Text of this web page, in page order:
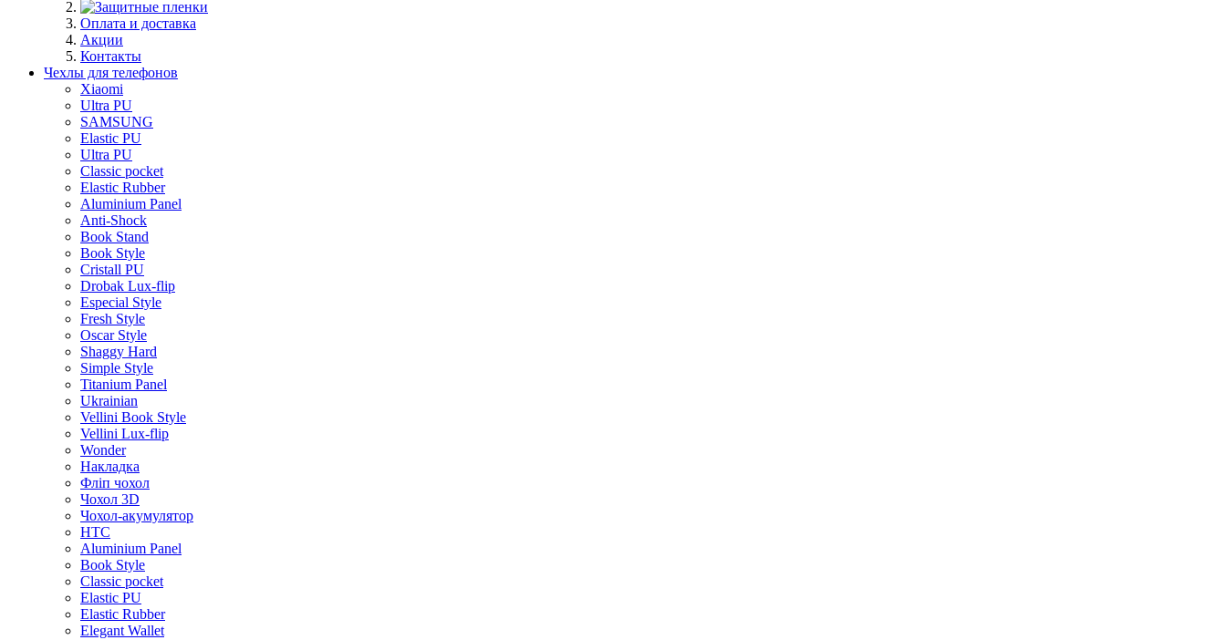
Оплата и доставка
Акции
Контакты
Чехлы для телефонов
Xiaomi
Ultra PU
SAMSUNG
Elastic PU
Ultra PU
Classic pocket
Elastic Rubber
Aluminium Panel
Anti-Shock
Book Stand
Book Style
Cristall PU
Drobak Lux-flip
Especial Style
Fresh Style
Oscar Style
Shaggy Hard
Simple Style
Titanium Panel
Ukrainian
Vellini Book Style
Vellini Lux-flip
Wonder
Накладка
Фліп чохол
Чохол 3D
Чохол-акумулятор
HTC
Aluminium Panel
Book Style
Classic pocket
Elastic PU
Elastic Rubber
Elegant Wallet